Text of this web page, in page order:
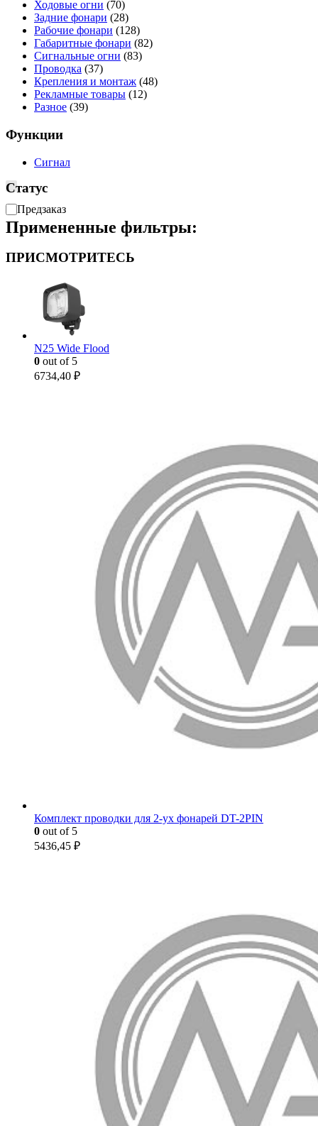
Ходовые огни (70)
Задние фонари (28)
Рабочие фонари (128)
Габаритные фонари (82)
Сигнальные огни (83)
Проводка (37)
Крепления и монтаж (48)
Рекламные товары (12)
Разное (39)
Функции
Сигнал
Статус
Доступность
Предзаказ
Примененные фильтры:
ПРИСМОТРИТЕСЬ
N25 Wide Flood
0 out of 5
6734,40 ₽
Комплект проводки для 2-ух фонарей DT-2PIN
0 out of 5
5436,45 ₽